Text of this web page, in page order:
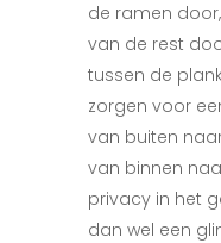
de ramen
van de rest
tussen de
zorgen voor
van buiten
van binnen
privacy in het
dan wel een